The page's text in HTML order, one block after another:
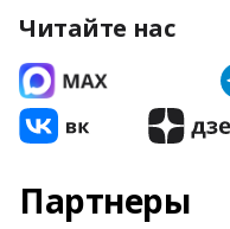
Читайте нас
Партнеры